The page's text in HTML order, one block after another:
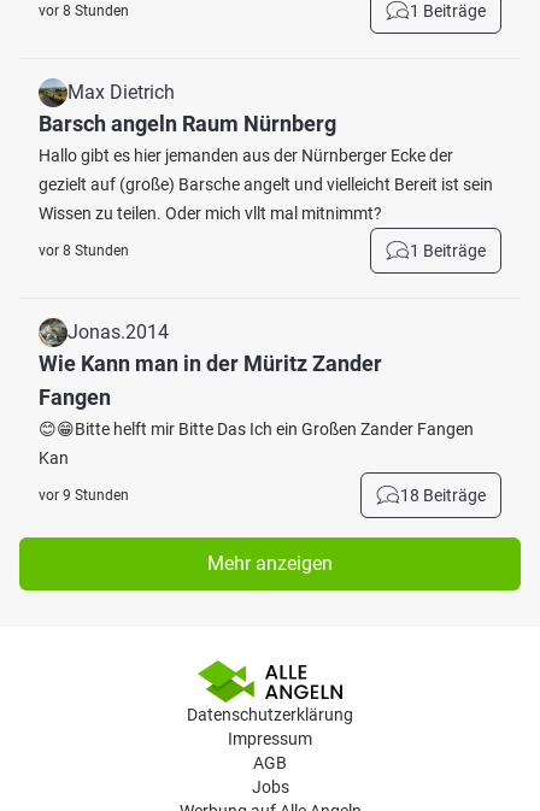
vor 8 Stunden 1 Beiträge
Max Dietrich
Barsch angeln Raum Nürnberg
Hallo gibt es hier jemanden aus der Nürnberger Ecke der
gezielt auf (große) Barsche angelt und vielleicht Bereit ist sein
Wissen zu teilen. Oder mich vllt mal mitnimmt?
vor 8 Stunden 1 Beiträge
Jonas.2014
Wie Kann man in der Müritz Zander
Fangen
😊😁Bitte helft mir Bitte Das Ich ein Großen Zander Fangen
Kan
vor 9 Stunden 18 Beiträge
Mehr anzeigen
Datenschutzerklärung
Impressum
AGB
Jobs